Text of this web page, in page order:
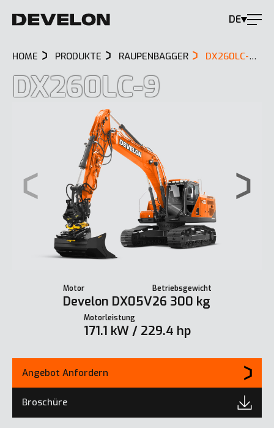
DE
HOME PRODUKTE RAUPENBAGGER DX260LC-9
DX260LC-9
Motor
Develon DX05V
Betriebsgewicht
26 300 kg
Motorleistung
171.1 kW / 229.4 hp
Angebot Anfordern
Broschüre